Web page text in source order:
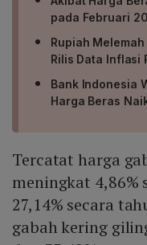
pada Februari
Rupiah
Rilis Data Inflasi
Bank Indonesia
Harga Beras
Tercatat harga
meningkat 4,86%
27,14% secara
gabah kering